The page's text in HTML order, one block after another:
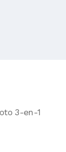
3-en-1